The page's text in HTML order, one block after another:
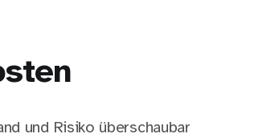
und Risiko überschaubar